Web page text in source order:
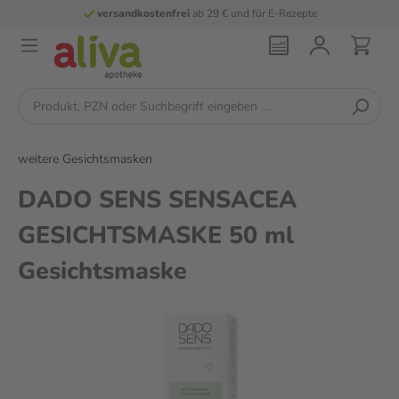
versandkostenfreiab 29 € und für E-Rezepte
weitere Gesichtsmasken
DADO SENS SENSACEA
GESICHTSMASKE 50 ml
Gesichtsmaske